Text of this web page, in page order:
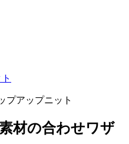
プアップニット
材の合わせワザ